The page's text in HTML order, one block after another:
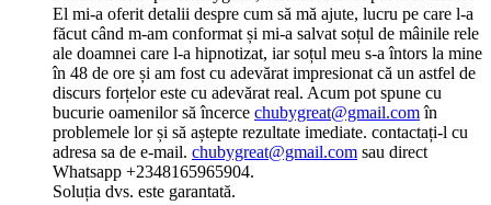
El mi-a oferit detalii despre cum să mă ajute, lucru pe care l-a
făcut când m-am conformat și mi-a salvat soțul de mâinile rele
ale doamnei care l-a hipnotizat, iar soțul meu s-a întors la mine
în 48 de ore și am fost cu adevărat impresionat că un astfel de
discurs forțelor este cu adevărat real. Acum pot spune cu
bucurie oamenilor să încerce chubygreat@gmail.comîn
problemele lor și să aștepte rezultate imediate. contactați-l cu
adresa sa de e-mail. chubygreat@gmail.com sau direct
Whatsapp +2348165965904.
Soluția dvs. este garantată.